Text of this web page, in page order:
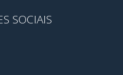
SOCIAIS